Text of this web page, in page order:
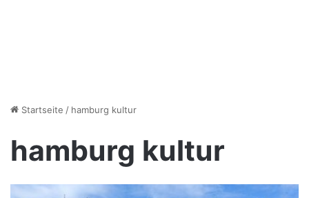
Startseite / hamburg kultur
hamburg kultur